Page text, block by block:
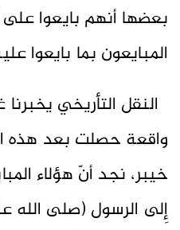
المبايعون بما بايعوا
النقل التأريخي
واقعة حصلت بعد هذه
خيبر، نجد أنّ هؤلاء
إِلى الرسول (صلى الله